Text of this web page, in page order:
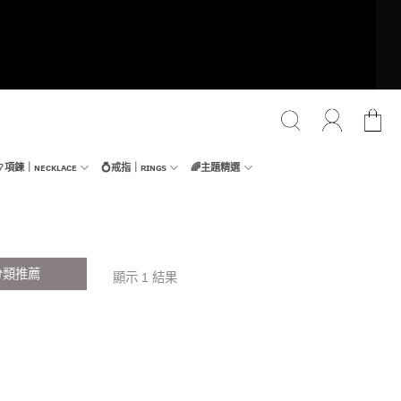
項鍊｜ɴᴇᴄᴋʟᴀᴄᴇ 💍戒指｜ʀɪɴɢs 🌈主題精選
類推薦 顯示 1 結果